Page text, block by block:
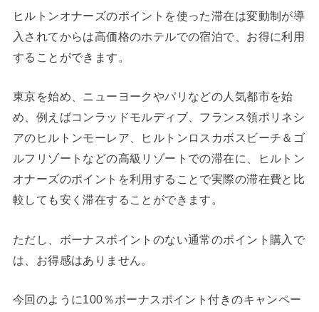
ヒルトンオナーズのポイントを使った滞在は変動制が導
入されてからは高価格のホテルでの宿泊で、お得に利用
することができます。
東京を始め、ニューヨークやパリなどの人気都市を始
め、例えばコンラッドモルディブ、フランス領ポリネシ
アのヒルトンモーレア、ヒルトンロスカボスビーチ＆ゴ
ルフリゾートなどの高級リゾートでの滞在に、ヒルトン
オナーズのポイントを利用することで実際の滞在費と比
較しても安く滞在することができます。
ただし、ボーナスポイントのない通常のポイント購入で
は、お得感はありません。
今回のように100％ボーナスポイント付きのキャンペー